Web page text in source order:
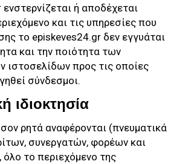
ενστερνίζεται ή αποδέχεται
και τις υπηρεσίες που
το episkeves24.gr δεν εγγυάται
και την ποιότητα των
ιστοσελίδων προς τις οποίες
σύνδεσμοι.
ιδιοκτησία
ρητά αναφέρονται (πνευματικά
συνεργατών, φορέων και
το περιεχόμενο της